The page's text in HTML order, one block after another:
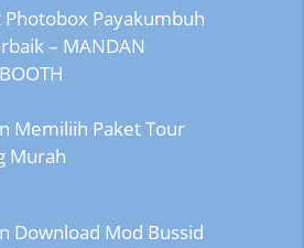
Payakumbuh
– MANDAN
Memiliih Paket Tour
Murah
Download Mod Bussid